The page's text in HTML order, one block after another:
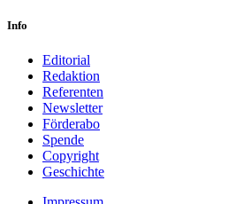
Info
Editorial
Redaktion
Referenten
Newsletter
Förderabo
Spende
Copyright
Geschichte